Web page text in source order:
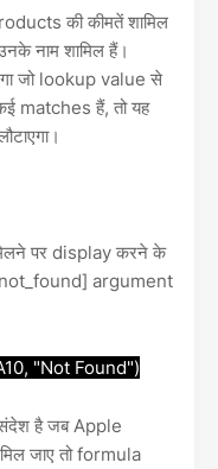
की कीमतें शामिल
नाम शामिल हैं।
जो lookup value से
matches हैं, तो यह
पर display करने के
argument
"Not Found")
है जब Apple
जाए तो formula